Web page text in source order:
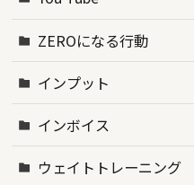
ZEROになる行動
インプット
インボイス
ウェイトトレーニング